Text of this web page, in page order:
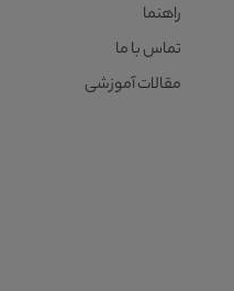
راهنما
تماس با ما
مقالات آموزشی